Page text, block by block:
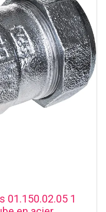
DVGW NG-
de DN 25 (lignes
DIBT N °
212
01.150.02.05 1